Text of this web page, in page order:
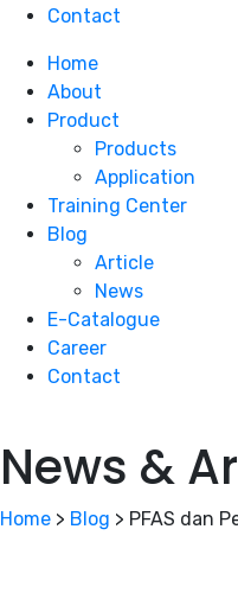
Contact
Home
About
Product
Products
Application
Training Center
Blog
Article
News
E-Catalogue
Career
Contact
News &
Home > Blog > PFAS dan